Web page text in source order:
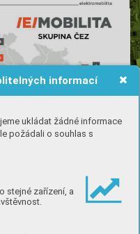
informací
ukládat žádné informace
požádali o souhlas s
stejné zařízení, a